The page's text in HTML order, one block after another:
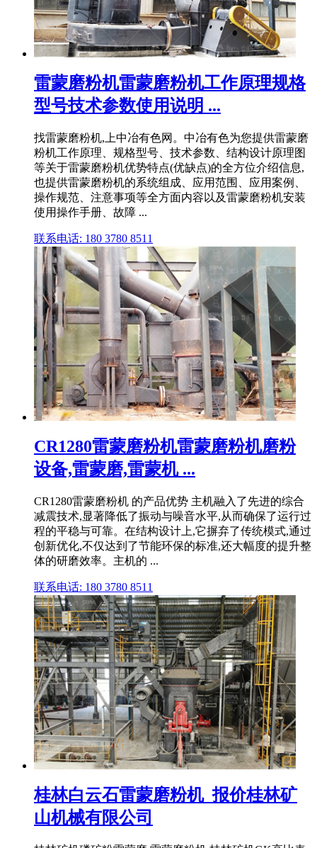
雷蒙磨粉机雷蒙磨粉机工作原理规格
型号技术参数使用说明 ...
找雷蒙磨粉机,上中冶有色网。中冶有色为您提供雷蒙磨
粉机工作原理、规格型号、技术参数、结构设计原理图
等关于雷蒙磨粉机优势特点(优缺点)的全方位介绍信息,
也提供雷蒙磨粉机的系统组成、应用范围、应用案例、
操作规范、注意事项等全方面内容以及雷蒙磨粉机安装
使用操作手册、故障 ...
联系电话: 180 3780 8511
CR1280雷蒙磨粉机雷蒙磨粉机磨粉
设备,雷蒙磨,雷蒙机 ...
CR1280雷蒙磨粉机 的产品优势 主机融入了先进的综合
减震技术,显著降低了振动与噪音水平,从而确保了运行过
程的平稳与可靠。在结构设计上,它摒弃了传统模式,通过
创新优化,不仅达到了节能环保的标准,还大幅度的提升整
体的研磨效率。主机的 ...
联系电话: 180 3780 8511
桂林白云石雷蒙磨粉机_报价桂林矿
山机械有限公司